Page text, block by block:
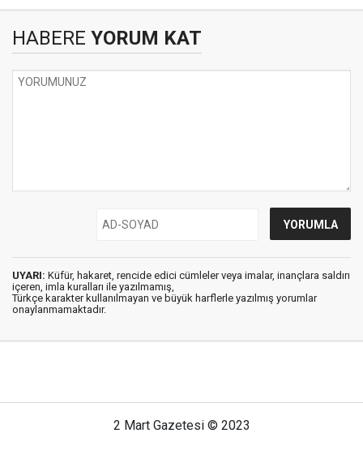
HABERE YORUM KAT
UYARI: Küfür, hakaret, rencide edici cümleler veya imalar, inançlara saldırı
içeren, imla kuralları ile yazılmamış,
Türkçe karakter kullanılmayan ve büyük harflerle yazılmış yorumlar
onaylanmamaktadır.
2 Mart Gazetesi © 2023